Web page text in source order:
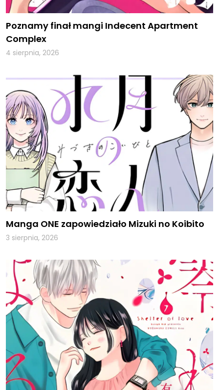
Poznamy finał mangi Indecent Apartment
Complex
4 sierpnia, 2026
Manga ONE zapowiedziało Mizuki no Koibito
3 sierpnia, 2026